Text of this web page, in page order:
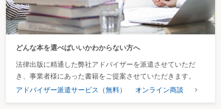
どんな本を選べばいいかわからない方へ
法律出版に精通した弊社アドバイザーを派遣させていただ
き、事業者様にあった書籍をご提案させていただきます。
アドバイザー派遣サービス（無料）
オンライン商談